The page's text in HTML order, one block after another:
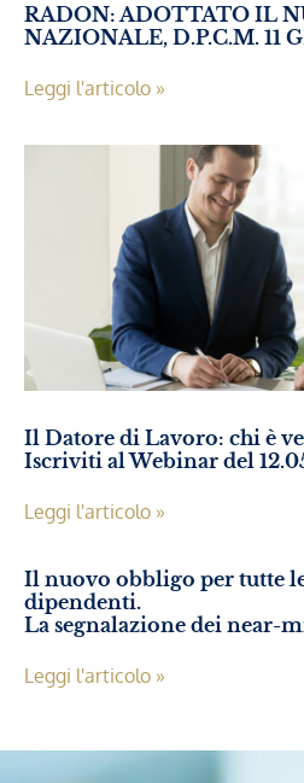
RADON: ADOTTATO IL
NAZIONALE, D.P.C.M. 11
Leggi l'articolo »
Il Datore di Lavoro: chi è
Iscriviti al Webinar del
Leggi l'articolo »
Il nuovo obbligo per tutte
dipendenti.
La segnalazione dei near-
Leggi l'articolo »